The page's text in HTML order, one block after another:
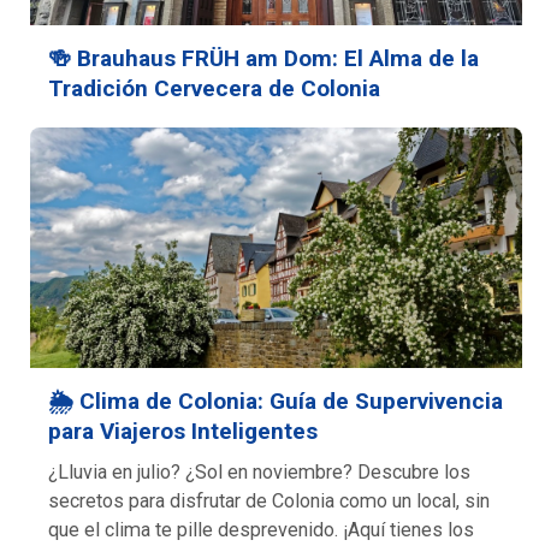
🍻 Brauhaus FRÜH am Dom: El Alma de la
Tradición Cervecera de Colonia
🌦️ Clima de Colonia: Guía de Supervivencia
para Viajeros Inteligentes
¿Lluvia en julio? ¿Sol en noviembre? Descubre los
secretos para disfrutar de Colonia como un local, sin
que el clima te pille desprevenido. ¡Aquí tienes los